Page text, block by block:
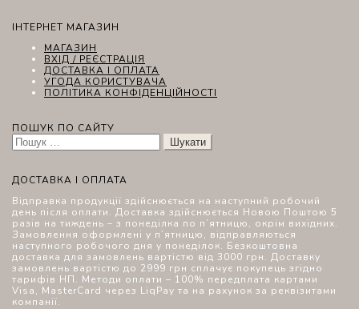
ІНТЕРНЕТ МАГАЗИН
МАГАЗИН
ВХІД / РЕЄСТРАЦІЯ
ДОСТАВКА І ОПЛАТА
УГОДА КОРИСТУВАЧА
ПОЛІТИКА КОНФІДЕНЦІЙНОСТІ
ПОШУК ПО САЙТУ
Пошук:
ДОСТАВКА І ОПЛАТА
Відправка продукції здійснюється на наступний робочий
день після оплати. Доставка здійснюється Новою Поштою 5
разів на тиждень – з понеділка по п’ятницю, окрім вихідних.
Замовлення оформлені у п’ятницю, відправляються
наступного робочого дня у понеділок. Безкоштовна
доставка для замовлень вартістю від 3000 грн. Доставку
замовлень вартістю до 2999 грн сплачує покупець згідно
тарифів НП. Методи оплати – 100% передплата картами
Visa, MasterCard через LiqPay та на рахунок за реквізитами
компанії.